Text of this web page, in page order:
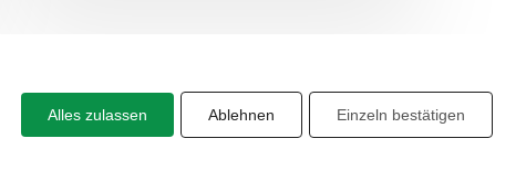
Share
Alles zulassen Ablehnen Einzeln bestätigen